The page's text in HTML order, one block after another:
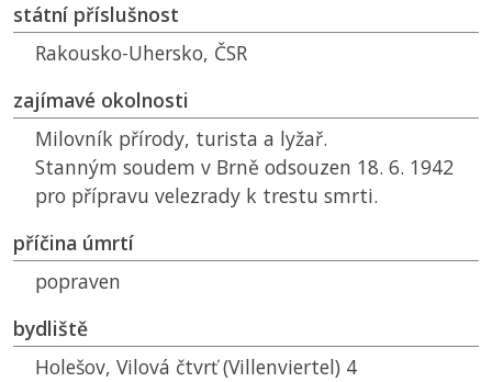
státní příslušnost
Rakousko-Uhersko, ČSR
zajímavé okolnosti
Milovník přírody, turista a lyžař.
Stanným soudem v Brně odsouzen 18. 6. 1942
pro přípravu velezrady k trestu smrti.
příčina úmrtí
popraven
bydliště
Holešov, Vilová čtvrť (Villenviertel) 4